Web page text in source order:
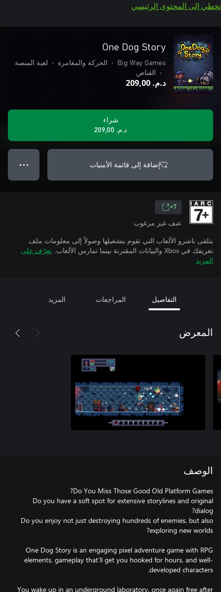
تخطي إلى المحتوى الرئيسي
One Dog Story
Big Way Games
• الحركة والمغامرة •
لعبة المنصة
•
القناص
د.م.‏ 209,00
شراء
د.م.‏ 209,00
إضافة إلى قائمة الأمنيات ● ● ●
7+
عنف غير مرغوب
يتلقى ناشرو الألعاب التي تقوم بتشغيلها وصولاً إلى معلومات ملف
تعريفك في Xbox والبيانات المقترنة بينما تمارس الألعاب.
تعرّف على
المزيد
التفاصيل المراجعات المزيد
المعرض
الوصف
Do you have a soft spot for extensive storylines and original
Do you enjoy not just destroying hundreds of enemies, but also
One Dog Story is an engaging pixel adventure game with RPG
elements, gameplay that’ll get you hooked for hours, and well-
You wake up in an underground laboratory, once again free after